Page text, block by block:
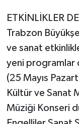
ETKİNLİKLER
Trabzon
ve sanat
yeni programlar
(25 Mayıs
Kültür ve Sanat
Müziği Konseri